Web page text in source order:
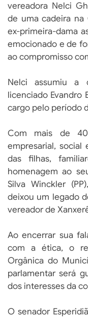
vereadora Nelci
de uma cadeira na
ex-primeira-dama
emocionado e de
ao compromisso
Nelci assumiu a
licenciado Evandro
cargo pelo período
Com mais de
empresarial,
das filhas,
homenagem ao
Silva Winckler
deixou um legado
vereador de
Ao encerrar sua
com a ética, o
Orgânica do
parlamentar será
dos interesses da
O senador